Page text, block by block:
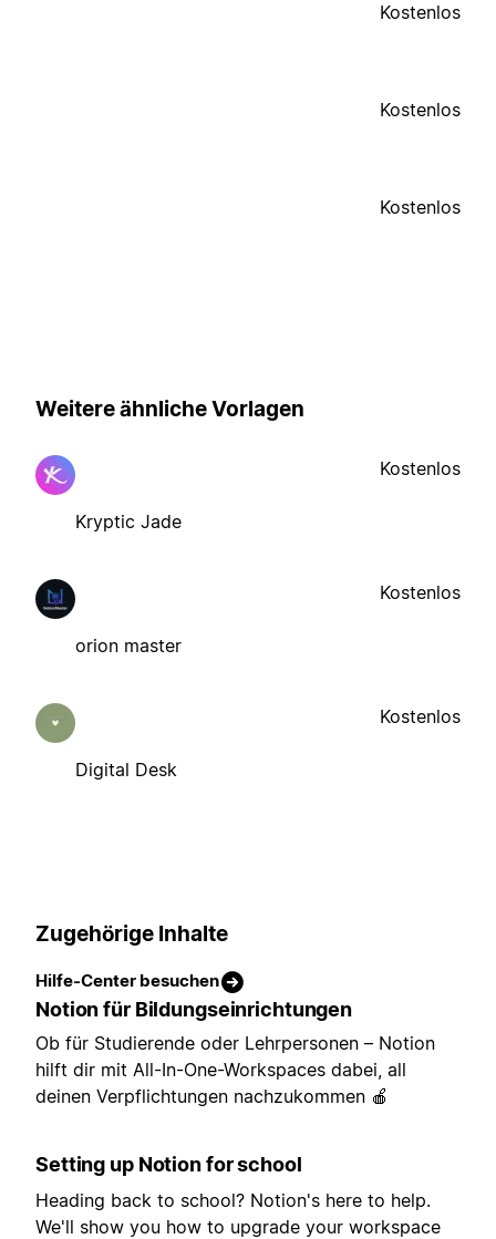
Kostenlos
Kostenlos
Kostenlos
Weitere ähnliche Vorlagen
Kryptic Jade
Kostenlos
orion master
Kostenlos
Digital Desk
Kostenlos
Zugehörige Inhalte
Hilfe-Center besuchen
Notion für Bildungseinrichtungen
Ob für Studierende oder Lehrpersonen – Notion
hilft dir mit All-In-One-Workspaces dabei, all
deinen Verpflichtungen nachzukommen 🍎
Setting up Notion for school
Heading back to school? Notion's here to help.
We'll show you how to upgrade your workspace